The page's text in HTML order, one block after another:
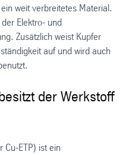
weit verbreitetes Material.
Elektro- und
Zusätzlich weist Kupfer
auf und wird auch
der Werkstoff
Cu-ETP) ist ein